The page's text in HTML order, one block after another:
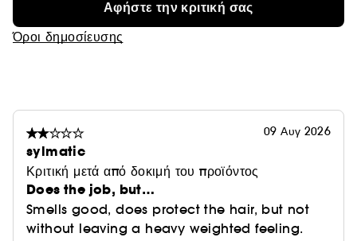
Αφήστε την κριτική σας
Όροι δημοσίευσης
09 Αυγ 2026
sylmatic
Κριτική μετά από δοκιμή του προϊόντος
Does the job, but…
Smells good, does protect the hair, but not
without leaving a heavy weighted feeling.